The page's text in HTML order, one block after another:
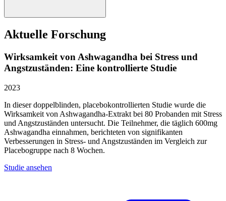
Aktuelle Forschung
Wirksamkeit von Ashwagandha bei Stress und
Angstzuständen: Eine kontrollierte Studie
2023
In dieser doppelblinden, placebokontrollierten Studie wurde die
Wirksamkeit von Ashwagandha-Extrakt bei 80 Probanden mit Stress
und Angstzuständen untersucht. Die Teilnehmer, die täglich 600mg
Ashwagandha einnahmen, berichteten von signifikanten
Verbesserungen in Stress- und Angstzuständen im Vergleich zur
Placebogruppe nach 8 Wochen.
Studie ansehen